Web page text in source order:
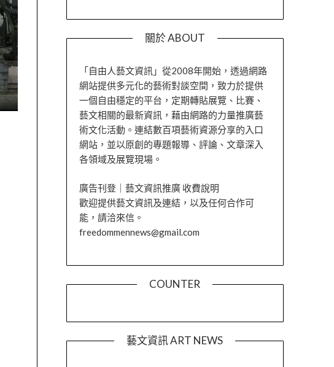
關於 ABOUT
「自由人藝文資訊」從2008年開始，透過網路
網站提供多元化的藝術對談空間，致力於提供
一個自由穩定的平台，定期轉貼展覽、比賽、
藝文相關的最新資訊，藉由網路的力量推廣藝
術文化活動。連結數百項藝術資源分享的入口
網站，並以原創的專題報導、評論、文章深入
各領域及展覽現場。
廣告刊登｜藝文資訊推廣 收費說明
歡迎提供藝文資訊及連結，以及任何合作可
能，請洽來信。
freedommennews@gmail.com
COUNTER
藝文資訊 ART NEWS